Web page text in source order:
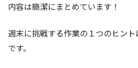
内容は簡潔にまとめています！
週末に挑戦する作業の１つのヒン
です。